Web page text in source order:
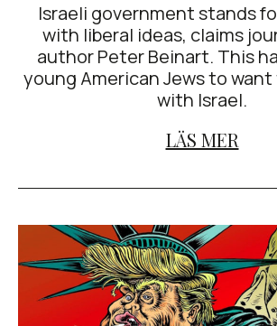
Israeli government stands
with liberal ideas, claims
author Peter Beinart. This
young American Jews to
with Israel.
LÄS MER